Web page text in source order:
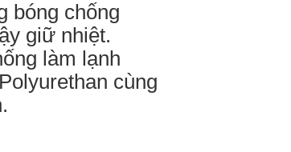
bóng chống
giữ nhiệt.
làm lạnh
cùng